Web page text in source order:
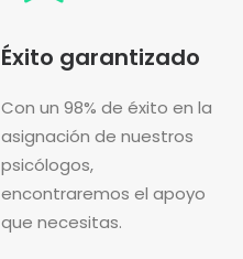
Éxito garantizado
Con un 98% de éxito en la
asignación de nuestros
psicólogos,
encontraremos el apoyo
que necesitas.